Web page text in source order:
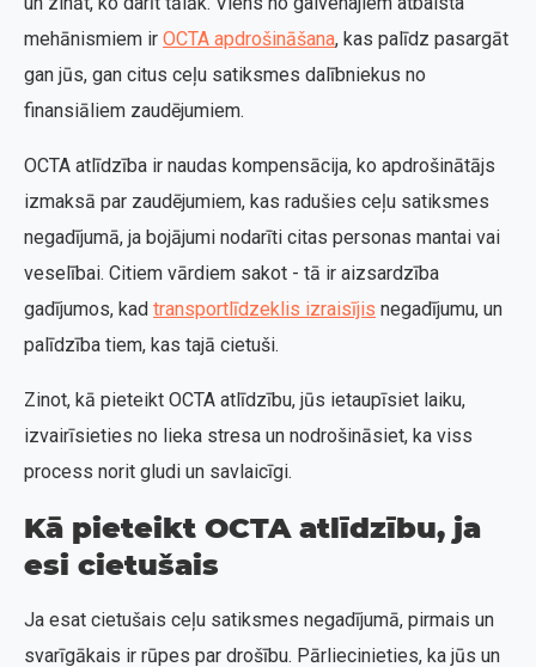
mehānismiem ir OCTA apdrošināšana, kas palīdz pasargāt
gan jūs, gan citus ceļu satiksmes dalībniekus no
finansiāliem zaudējumiem.
OCTA atlīdzība ir naudas kompensācija, ko apdrošinātājs
izmaksā par zaudējumiem, kas radušies ceļu satiksmes
negadījumā, ja bojājumi nodarīti citas personas mantai vai
veselībai. Citiem vārdiem sakot - tā ir aizsardzība
gadījumos, kad transportlīdzeklis izraisījis negadījumu, un
palīdzība tiem, kas tajā cietuši.
Zinot, kā pieteikt OCTA atlīdzību, jūs ietaupīsiet laiku,
izvairīsieties no lieka stresa un nodrošināsiet, ka viss
process norit gludi un savlaicīgi.
Kā pieteikt OCTA atlīdzību, ja
esi cietušais
Ja esat cietušais ceļu satiksmes negadījumā, pirmais un
svarīgākais ir rūpes par drošību. Pārliecinieties, ka jūs un